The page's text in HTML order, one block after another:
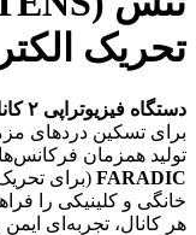
تحریک
دستگاه فیزیوتراپی ۲ کانال توتال تنس
برای تسکین دردهای
تولید همزمان
FARADIC (برای
خانگی و کلینیکی را
هر کانال، تجربه‌ای